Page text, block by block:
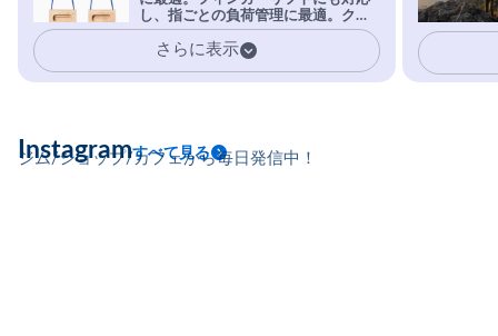
し、指ごとの負荷管理に最適。クラ
イマーの指を本気で鍛えるギア。
さらに表示
ジム/ショップ/カフェから毎日発信中！
Instagramすべて見る